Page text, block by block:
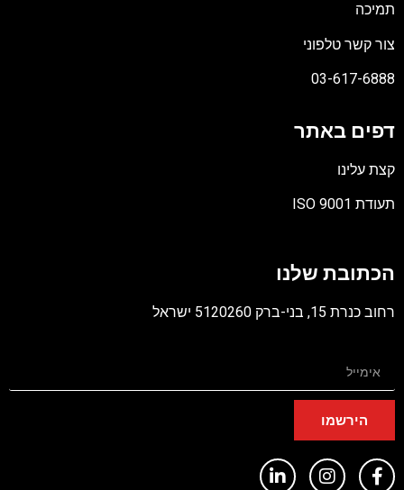
תמיכה
צור קשר טלפוני
03-617-6888
דפים באתר
קצת עלינו
תעודת ISO 9001
PDF
הכתובת שלנו
רחוב כנרת 15, בני-ברק 5120260 ישראל
הירשמו